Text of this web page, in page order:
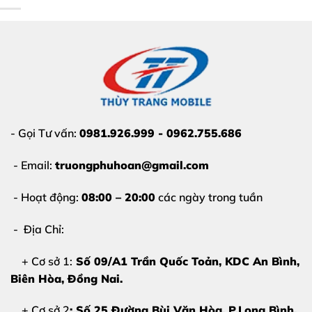
Màn hình tối đen:
Máy vẫn có rung hoặc chuông
báo thức nhưng màn hình không hiển thị bất kỳ hình
giật, chớp tắt gây mỏi mắt và khó chịu khi sử dụng.
- Gọi Tư vấn: 0981.926.999 - 0962.755.686
- Email: truongphuhoan@gmail.com
- Hoạt động: 08:00 – 20:00 các ngày trong tuần
- Địa Chỉ:
+ Cơ sở 1: Số 09/A1 Trần Quốc Toản, KDC An Bình,
Biên Hòa, Đồng Nai.